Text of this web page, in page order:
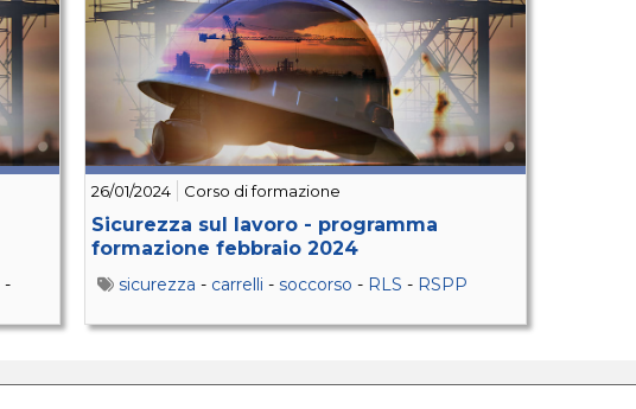
-
26/01/2024 Corso di formazione
Sicurezza sul lavoro - programma
formazione febbraio 2024
sicurezza - carrelli - soccorso - RLS - RSPP